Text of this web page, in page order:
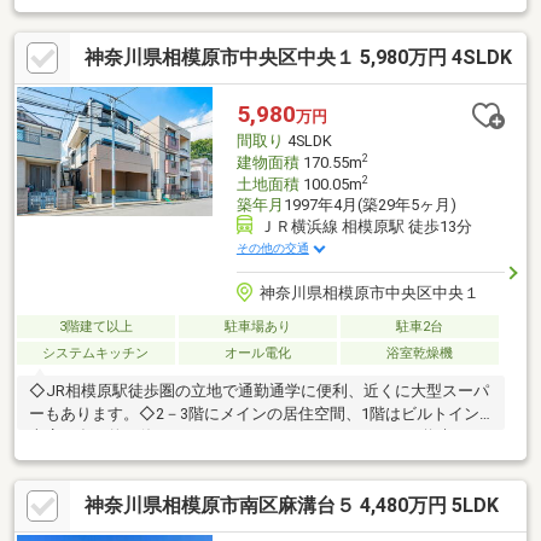
スです♪■季節物の収納やちょっとした書斎、くつろぎスペースと
してもOK！＼おすすめ／・児童館 徒歩5分子どもが安心して過ご
せる雨の日も楽しめる児童館です・相模原市立博物館プラネタリ
ウムが併設されている施設は珍しい！向かいにＪＡＸＡ宇宙科学
研究所も♪≪リフォーム内容≫・キッチン・ユニットバス・トイ
レ・洗面化粧台・クロス・フローリング・タイルフロア・建具・
全居室クリーニング
神奈川県相模原市中央区中央１ 5,980万円 4SLDK
5,980万円
間取り 4SLDK
建物面積170.55m2
土地面積100.05m2
築年月 1997年4月(築29年5ヶ月)
ＪＲ横浜線 相模原駅 徒歩13分
その他の交通
神奈川県相模原市中央区中央１
3階建て以上 駐車場あり
駐車2台
システムキッチン
オール電化 浴室乾燥機
◇JR相模原駅徒歩圏の立地で通勤通学に便利、近くに大型スーパ
ーもあります。◇2－3階にメインの居住空間、1階はビルトイン
イフスタイルの変化や、教室の開業、在宅ワークにも対応できる
住まいです。【リノベーション内容】2024年8月完工エコキュー
ト交換/全体塗装/エアコン3台新設/インターホン交換/建具交換/フ
ローリング工事/クロス貼替//壁埋込収納新設/階段手すり交換/1
神奈川県相模原市南区麻溝台５ 4,480万円 5LDK